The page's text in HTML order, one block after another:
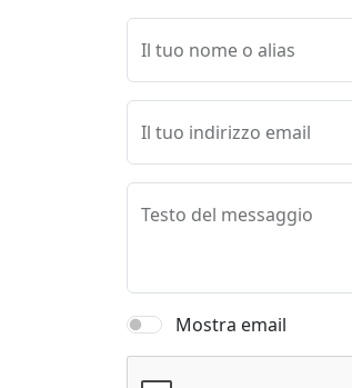
Il tuo nome o alias
Il tuo indirizzo email
Testo del messaggio
Mostra email